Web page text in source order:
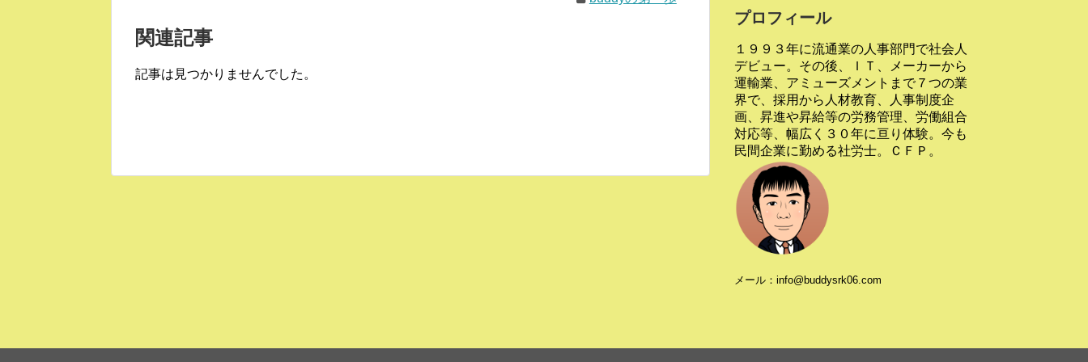
関連記事
記事は見つかりませんでした。
プロフィール
１９９３年に流通業の人事部門で社会人
デビュー。その後、ＩＴ、メーカーから
運輸業、アミューズメントまで７つの業
界で、採用から人材教育、人事制度企
画、昇進や昇給等の労務管理、労働組合
対応等、幅広く３０年に亘り体験。今も
民間企業に勤める社労士。ＣＦＰ。
メール：info@buddysrk06.com